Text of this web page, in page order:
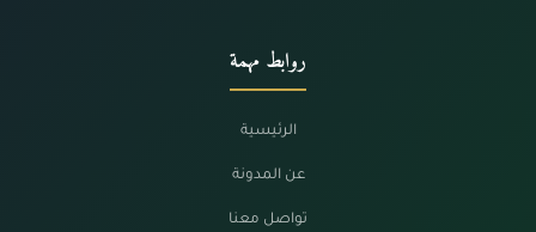
روابط مهمة
الرئيسية
عن المدونة
تواصل معنا